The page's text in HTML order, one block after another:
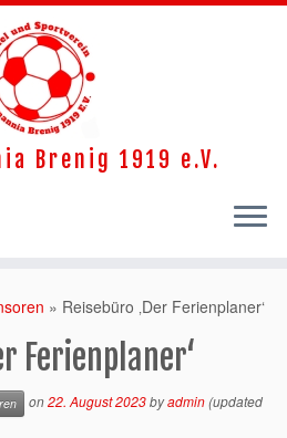
Brenig 1919 e.V.
» Reisebüro ‚Der Ferienplaner‘
Ferienplaner‘
on22. August 2023byadmin(updated